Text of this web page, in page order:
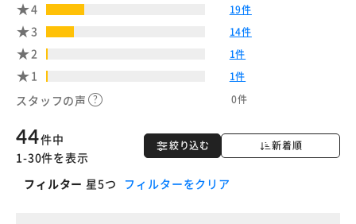
4 19件
3 14件
2 1件
1 1件
スタッフの声 0件
絞り込む 新着順
44件中
1-30件を表示
フィルター 星5つ フィルターをクリア